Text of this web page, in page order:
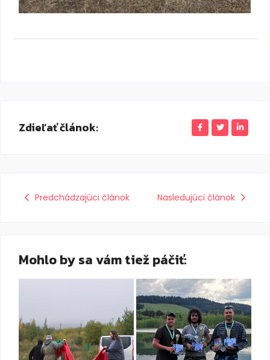
Zdieľať článok:
Predchádzajúci článok Nasledujúci článok
Mohlo by sa vám tiež páčiť: